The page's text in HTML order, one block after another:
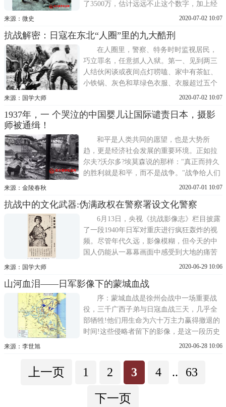
了3500万，估计远远不止这个数字，加上经
济损失那可是天文数字，日本犯下滔天罪
界永远不再有战争。图1：被俘虏的日本鬼
子，此图中的日本鬼子在地上坐着并且被绑
着手，因为没有穿衣服，可以看到他
来源：微史 2020-07-02 10:07
抗战解密：日寇在东北“人圈”里的九大酷刑
在人圈里，警察、特务时时监视居民，
巧立罪名，任意抓人入狱。第一、见到两三
人结伙闲谈或夜间点灯唠嗑、家中有茶缸、
小铁锅、灰色和草绿色衣服、衣服超过五个
扣子、布鞋超过两双、出外做农活日落后归
入狱;第二、家中存有中华民国书籍、书写的
八路军粮票等，皆以共产党
来源：国学大师 2020-07-02 10:07
1937年，一 个哭泣的中国婴儿让国际谴责日本，摄影
师被通缉！
和平是人类共同的愿望，也是大势所
趋，更是经济社会发展的重要环境。正如拉
尔夫?沃尔多?埃莫森说的那样："真正而持久
的胜利就是和平，而不是战争。"战争给人们
带来的伤害是深远而持久的，即便身处和平
深深地震撼。对于亲身经历过战争的人来
说，可能是一辈子都无法抹去的记忆。在那
个年代，战争来临的
来源：金陵春秋 2020-07-01 10:07
抗战中的文化武器:伪满政权在警察署设文化警察
6月13日，央视《抗战影像志》栏目披露
了一段1940年日军对重庆进行疯狂轰炸的视
频。尽管年代久远，影像模糊，但今天的中
国人仍能从一幕幕画面中感受到大地的痛苦
震颤。与笼罩在炸弹轰鸣声里的重庆不同，
侵略者与伪满洲国狼狈为奸，费尽心机地在
黑土地上经营着所谓五族协和的王道乐土。
然而，安静的背后也有
来源：国学大师 2020-06-29 10:06
山河血泪——日军影像下的蒙城血战
序：蒙城血战是徐州会战中一场重要战
役，三千广西子弟与日宼血战三天，几乎全
部牺牲!他们用生命为六十万主力赢得撤退的
时间!这些侵略者留下的影像，是这一段历史
的见证。徐州会战敌我军情形式图奔赴五战
七军，四十八军，三十一军)黄淮平原上的日
军行军队列日军笫玲木装甲机械部队正向徐
来源：李世旭 2020-06-28 10:06
上一页 1 2 3 4 ..
63
下一页